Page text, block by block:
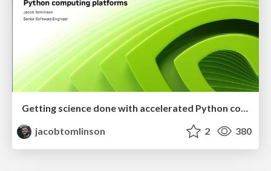
Getting science done with accelerated Python computing platforms
jacobtomlinson
2 380